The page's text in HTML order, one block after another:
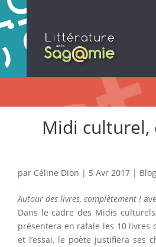
Midi culturel,
par Céline Dion | 5 Avr 2017 |
Autour des livres, complètement !
Dans le cadre des Midis
présentera en rafale les 10 livres
et l’essai, le poète justifiera ses